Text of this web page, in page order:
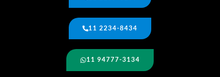
11 2234-8434
11 94777-3134